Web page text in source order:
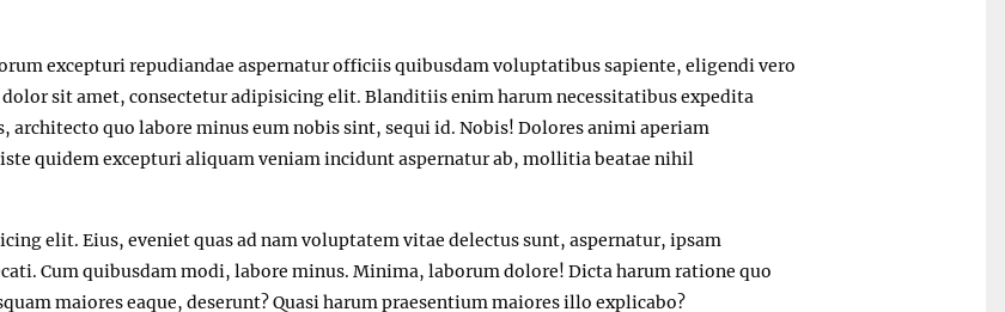
excepturi repudiandae aspernatur officiis quibusdam voluptatibus sapiente, eligendi vero
sit amet, consectetur adipisicing elit. Blanditiis enim harum necessitatibus expedita
quo labore minus eum nobis sint, sequi id. Nobis! Dolores animi aperiam
quidem excepturi aliquam veniam incidunt aspernatur ab, mollitia beatae nihil
elit. Eius, eveniet quas ad nam voluptatem vitae delectus sunt, aspernatur, ipsam
Cum quibusdam modi, labore minus. Minima, laborum dolore! Dicta harum ratione quo
maiores eaque, deserunt? Quasi harum praesentium maiores illo explicabo?